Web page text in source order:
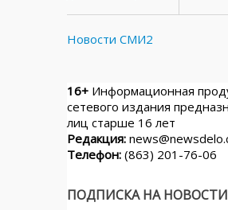
Новости СМИ2
16+ Информационная
сетевого издания
лиц старше 16 лет
Редакция:
Телефон: (863) 201-76-06
ПОДПИСКА НА НОВОСТИ